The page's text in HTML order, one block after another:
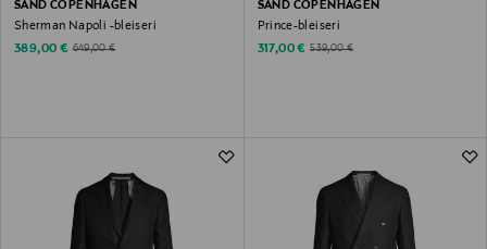
SAND COPENHAGEN
Sherman Napoli -bleiseri
Discounted Price
389,00 € Original Price
649,00 €
SAND COPENHAGEN
Prince-bleiseri
Discounted Price
317,00 € Original Price
539,00 €